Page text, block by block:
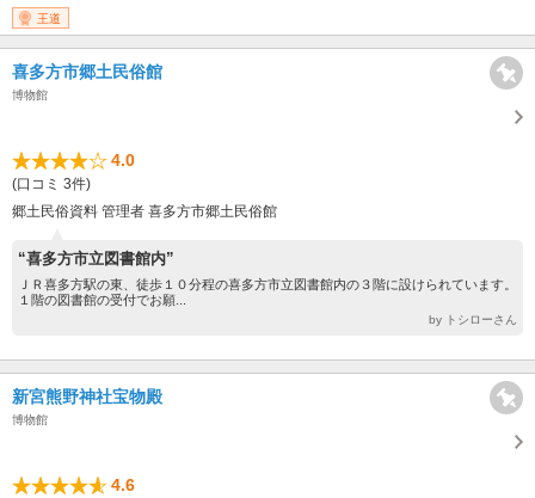
王道
喜多方市郷土民俗館
博物館
4.0
(口コミ 3件)
郷土民俗資料 管理者 喜多方市郷土民俗館
“喜多方市立図書館内”
ＪＲ喜多方駅の東、徒歩１０分程の喜多方市立図書館内の３階に設けられています。
１階の図書館の受付でお願...
by トシローさん
新宮熊野神社宝物殿
博物館
4.6